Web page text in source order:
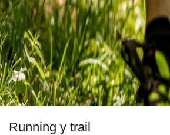
Skip
to
content
Running y trail